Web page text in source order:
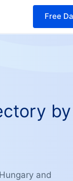
Free
by
and